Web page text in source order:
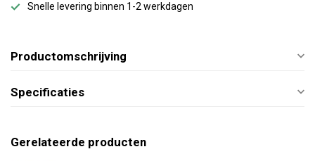
Snelle levering binnen 1-2 werkdagen
Productomschrijving
Specificaties
Gerelateerde producten